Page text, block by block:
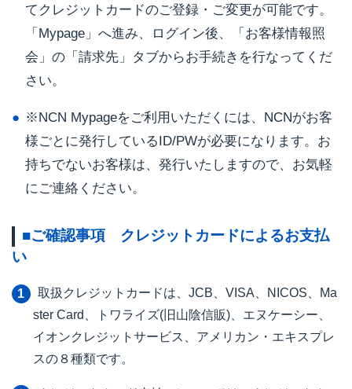
てクレジットカードのご登録・ご変更が可能です。
「Mypage」へ進み、ログイン後、「お客様情報照
会」の「請求先」タブからお手続きを行なってくだ
さい。
※NCN Mypageをご利用いただくには、NCNがお客
様ごとに発行しているID/PWが必要になります。お
持ちでないお客様は、発行いたしますので、お気軽
にご連絡ください。
■ご確認事項 クレジットカードによるお支払
い
取扱クレジットカードは、JCB、VISA、NICOS、Ma
ster Card、トワライズ(旧山陰信販)、エヌケーシー、
イオンクレジットサービス、アメリカン・エキスプレ
スの８種類です。